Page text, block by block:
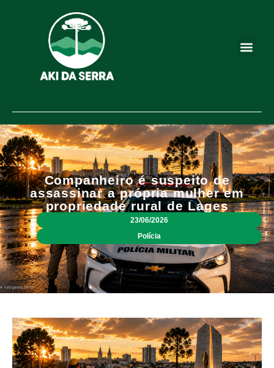
Companheiro é suspeito de
assassinar a própria mulher em
propriedade rural de Lages
23/06/2026
Polícia